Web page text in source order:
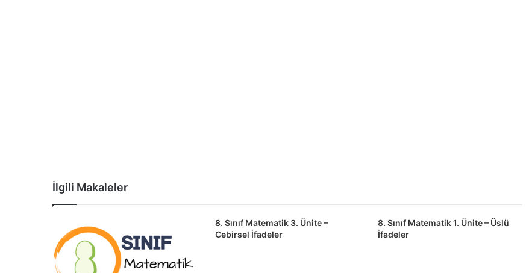
İlgili Makaleler
8. Sınıf Matematik 3. Ünite –
Cebirsel İfadeler
8. Sınıf Matematik 1. Ünite – Üslü
İfadeler